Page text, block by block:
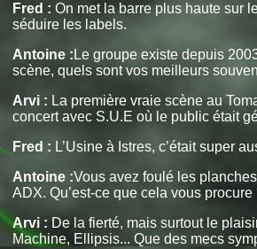
Fred : On met la barre plus haute sur
séduire les labels.
Antoine : Le groupe existe depuis
scène, quels sont vos meilleurs
Arvi : La première vraie scène au
concert avec S.U.E où le public était
Fred : L’Usine à Istres, c’était super
Antoine :Vous avez foulé les
ADX. Qu’est-ce que cela vous procure
Arvi : De la fierté, mais surtout le
Machine, Ellipsis... Que des mecs